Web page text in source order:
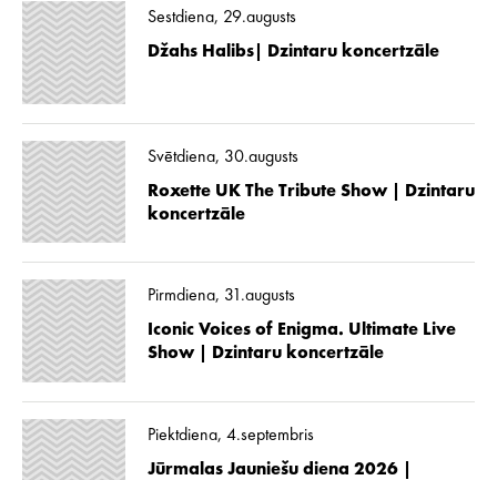
Sestdiena, 29.augusts
Džahs Halibs| Dzintaru koncertzāle
Svētdiena, 30.augusts
Roxette UK The Tribute Show | Dzintaru
koncertzāle
Pirmdiena, 31.augusts
Iconic Voices of Enigma. Ultimate Live
Show | Dzintaru koncertzāle
Piektdiena, 4.septembris
Jūrmalas Jauniešu diena 2026 |